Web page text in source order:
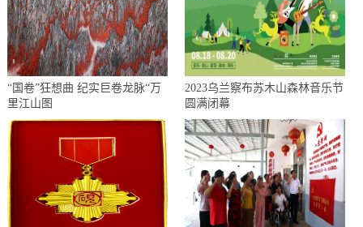
“国卷”狂想曲 纪实巨卷龙脉“万
里江山图
2023乌兰察布苏木山森林音乐节
圆满闭幕